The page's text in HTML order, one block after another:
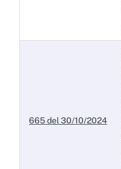
665 del 30/10/2024